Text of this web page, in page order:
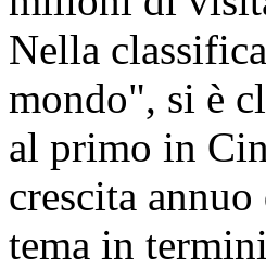
Nella
mondo", si è
al primo in
crescita
tema in